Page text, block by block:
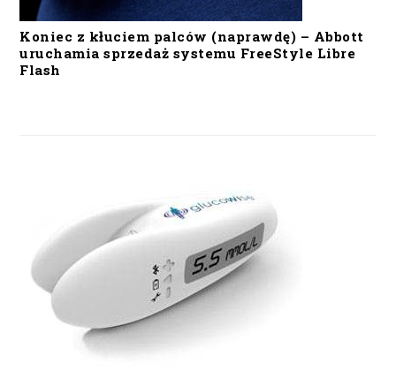
Koniec z kłuciem palców (naprawdę) – Abbott
uruchamia sprzedaż systemu FreeStyle Libre
Flash